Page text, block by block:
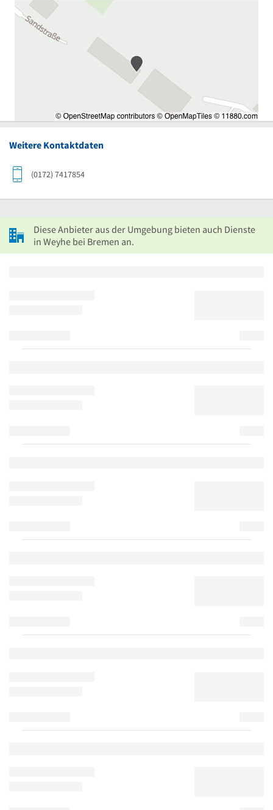
Weitere Kontaktdaten
(0172) 7417854
Diese Anbieter aus der Umgebung bieten auch Dienste
in Weyhe bei Bremen an.